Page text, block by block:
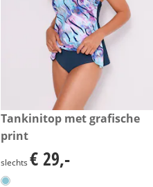
€ 29,-
Tankinitop met grafische
print
€ 29,-
slechts € 29,-